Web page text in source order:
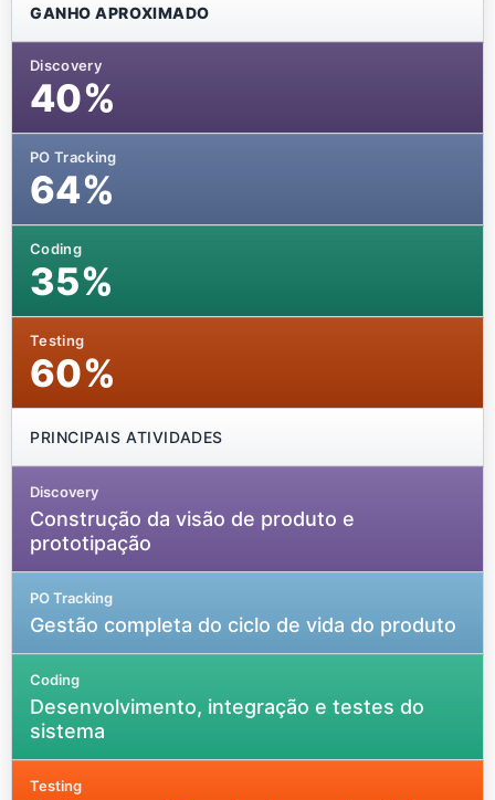
GANHO APROXIMADO
40%
64%
35%
60%
PRINCIPAIS ATIVIDADES
Construção da visão de produto e
prototipação
Gestão completa do ciclo de vida do produto
Desenvolvimento, integração e testes do
sistema